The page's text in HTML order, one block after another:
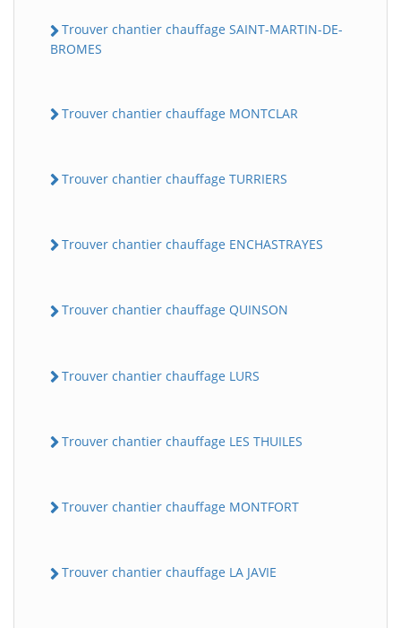
Trouver chantier chauffage SAINT-MARTIN-DE-
BROMES
Trouver chantier chauffage MONTCLAR
Trouver chantier chauffage TURRIERS
Trouver chantier chauffage ENCHASTRAYES
Trouver chantier chauffage QUINSON
Trouver chantier chauffage LURS
Trouver chantier chauffage LES THUILES
Trouver chantier chauffage MONTFORT
Trouver chantier chauffage LA JAVIE